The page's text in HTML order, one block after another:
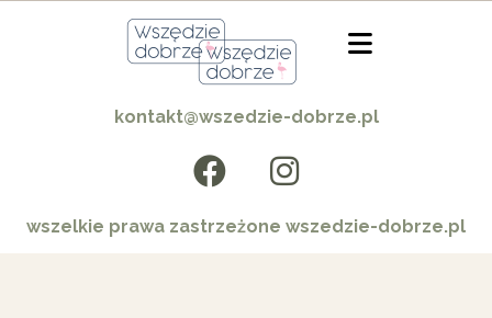
kontakt@wszedzie-dobrze.pl
wszelkie prawa zastrzeżone wszedzie-dobrze.pl